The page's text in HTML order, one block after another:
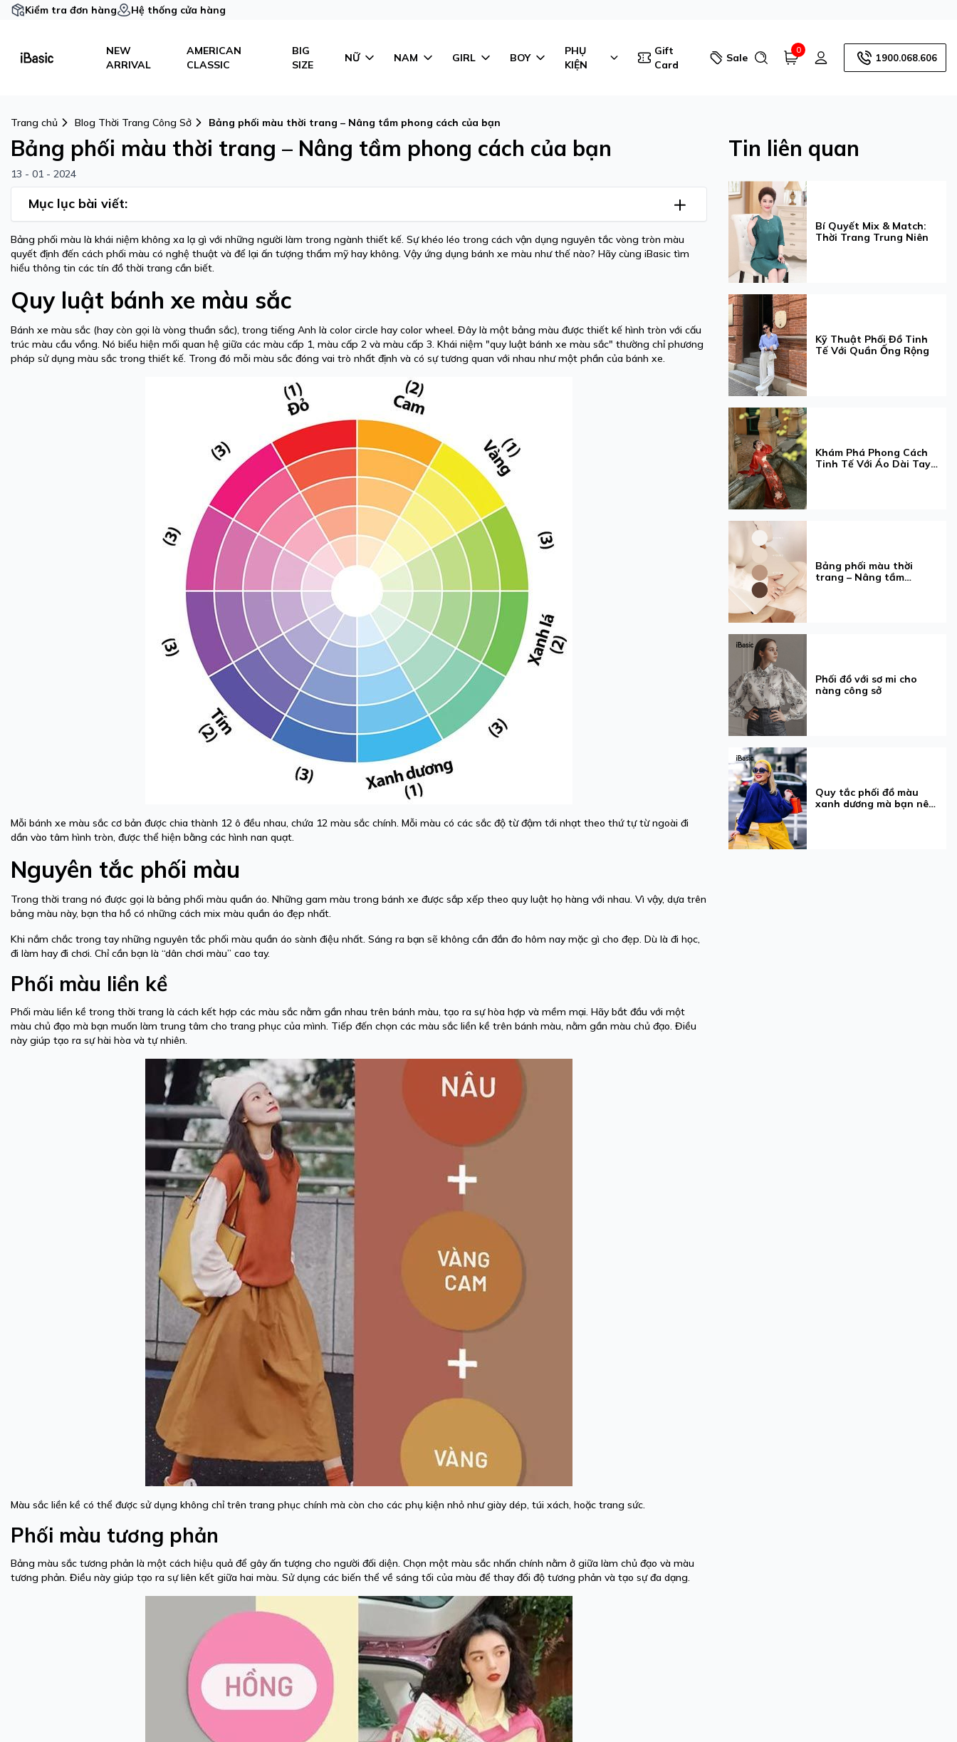
Kiểm tra đơn hàng Hệ thống cửa hàng
NEW
ARRIVAL
AMERICAN
CLASSIC
BIG
SIZE
NỮ NAM GIRL BOY
PHỤ
KIỆN
Gift
Card
Sale
0
1900.068.606
Trang chủ Blog Thời Trang Công Sở Bảng phối màu thời trang – Nâng tầm phong cách của bạn
Bảng phối màu thời trang – Nâng tầm phong cách của bạn
13 - 01 - 2024
Mục lục bài viết:
Bảng phối màu là khái niệm không xa lạ gì với những người làm trong ngành thiết kế. Sự khéo léo trong cách vận dụng nguyên tắc vòng tròn màu
quyết định đến cách phối màu có nghệ thuật và để lại ấn tượng thẩm mỹ hay không. Vậy ứng dụng bánh xe màu như thế nào? Hãy cùng iBasic tìm
hiểu thông tin các tín đồ thời trang cần biết.
Quy luật bánh xe màu sắc
Bánh xe màu sắc (hay còn gọi là vòng thuần sắc), trong tiếng Anh là color circle hay color wheel. Đây là một bảng màu được thiết kế hình tròn với cấu
trúc màu cầu vồng. Nó biểu hiện mối quan hệ giữa các màu cấp 1, màu cấp 2 và màu cấp 3. Khái niệm "quy luật bánh xe màu sắc" thường chỉ phương
pháp sử dụng màu sắc trong thiết kế. Trong đó mỗi màu sắc đóng vai trò nhất định và có sự tương quan với nhau như một phần của bánh xe.
Mỗi bánh xe màu sắc cơ bản được chia thành 12 ô đều nhau, chứa 12 màu sắc chính. Mỗi màu có các sắc độ từ đậm tới nhạt theo thứ tự từ ngoài đi
dần vào tâm hình tròn, được thể hiện bằng các hình nan quạt.
Nguyên tắc phối màu
Trong thời trang nó được gọi là bảng phối màu quần áo. Những gam màu trong bánh xe được sắp xếp theo quy luật họ hàng với nhau. Vì vậy, dựa trên
bảng màu này, bạn tha hồ có những cách mix màu quần áo đẹp nhất.
Khi nắm chắc trong tay những nguyên tắc phối màu quần áo sành điệu nhất. Sáng ra bạn sẽ không cần đắn đo hôm nay mặc gì cho đẹp. Dù là đi học,
đi làm hay đi chơi. Chỉ cần bạn là “dân chơi màu” cao tay.
Phối màu liền kề
Phối màu liền kề trong thời trang là cách kết hợp các màu sắc nằm gần nhau trên bánh màu, tạo ra sự hòa hợp và mềm mại. Hãy bắt đầu với một
màu chủ đạo mà bạn muốn làm trung tâm cho trang phục của mình. Tiếp đến chọn các màu sắc liền kề trên bánh màu, nằm gần màu chủ đạo. Điều
này giúp tạo ra sự hài hòa và tự nhiên.
Màu sắc liền kề có thể được sử dụng không chỉ trên trang phục chính mà còn cho các phụ kiện nhỏ như giày dép, túi xách, hoặc trang sức.
Phối màu tương phản
Bảng màu sắc tương phản là một cách hiệu quả để gây ấn tượng cho người đối diện. Chọn một màu sắc nhấn chính nằm ở giữa làm chủ đạo và màu
tương phản. Điều này giúp tạo ra sự liên kết giữa hai màu. Sử dụng các biến thể về sáng tối của màu để thay đổi độ tương phản và tạo sự đa dạng.
Tin liên quan
Bí Quyết Mix & Match:
Thời Trang Trung Niên
Kỹ Thuật Phối Đồ Tinh
Tế Với Quần Ống Rộng
Khám Phá Phong Cách
Tinh Tế Với Áo Dài Tay
Bảng phối màu thời
trang – Nâng tầm
Phối đồ với sơ mi cho
nàng công sở
Quy tắc phối đồ màu
xanh dương mà bạn nên